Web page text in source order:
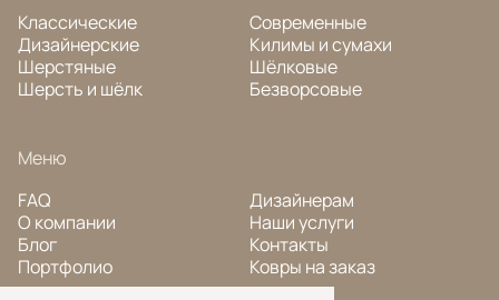
Классические
Дизайнерские
Шерстяные
Шерсть и шёлк
Современные
Килимы и сумахи
Шёлковые
Безворсовые
Меню
FAQ
О компании
Блог
Портфолио
Дизайнерам
Наши услуги
Контакты
Ковры на заказ